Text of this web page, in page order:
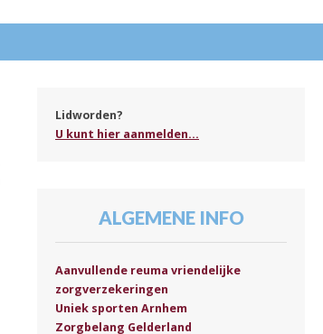
Lidworden?
U kunt hier aanmelden...
ALGEMENE INFO
Aanvullende reuma vriendelijke
zorgverzekeringen
Uniek sporten Arnhem
Zorgbelang Gelderland